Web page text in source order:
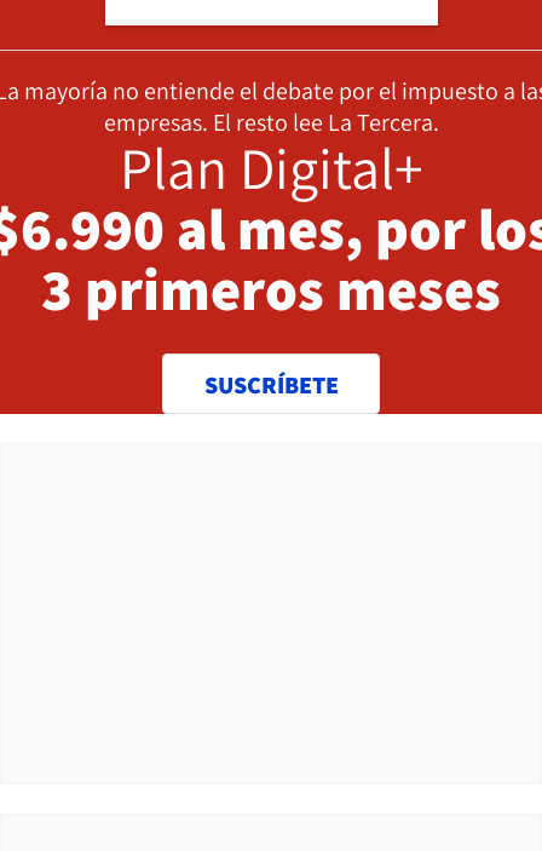
mayoría no entiende el debate por el impuesto a
empresas. El resto lee La Tercera.
Plan Digital+
al mes, por
3 primeros meses
SUSCRÍBETE